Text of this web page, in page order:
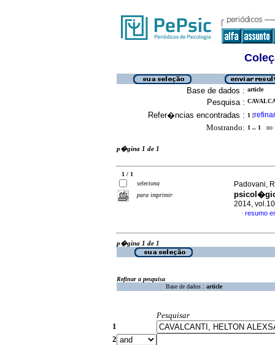
Base de dados : article
Pesquisa :
Refer�ncias encontradas : 1 [refinar
Mostrando: 1 .. 1 no
p�gina 1 de 1
1 / 1
seleciona
para imprimir
Padovani,
2014,
· resumo
p�gina 1 de 1
Refinar a pesquisa
Base de dados : article
Pesquisar
1
2